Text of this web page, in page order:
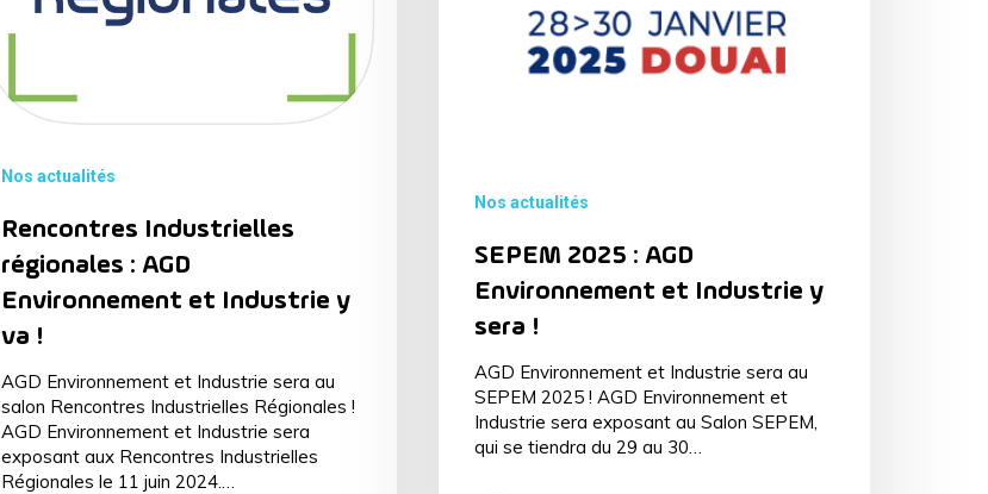
Nos actualités
Rencontres Industrielles
régionales : AGD
Environnement et Industrie y
va !
AGD Environnement et Industrie sera au
salon Rencontres Industrielles Régionales !
AGD Environnement et Industrie sera
exposant aux Rencontres Industrielles
Régionales le 11 juin 2024.…
Nos actualités
SEPEM 2025 : AGD
Environnement et Industrie y
sera !
AGD Environnement et Industrie sera au
SEPEM 2025 ! AGD Environnement et
Industrie sera exposant au Salon SEPEM,
qui se tiendra du 29 au 30…